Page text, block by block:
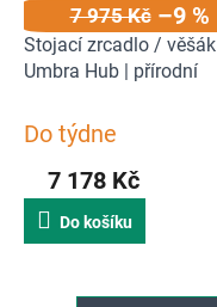
7 975 Kč –9 %
Stojací zrcadlo / věšák
Umbra Hub | přírodní
Do týdne
7 178 Kč
Do košíku